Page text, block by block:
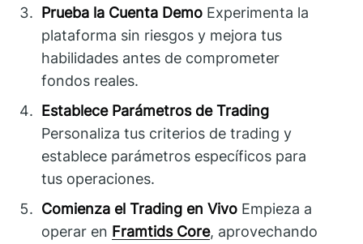
Prueba la Cuenta Demo Experimenta la
plataforma sin riesgos y mejora tus
habilidades antes de comprometer
fondos reales.
Establece Parámetros de Trading
Personaliza tus criterios de trading y
establece parámetros específicos para
tus operaciones.
Comienza el Trading en Vivo Empieza a
operar en Framtids Core, aprovechando